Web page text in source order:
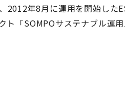
2012年8月に運用を開始した
ト「SOMPOサステナブル運